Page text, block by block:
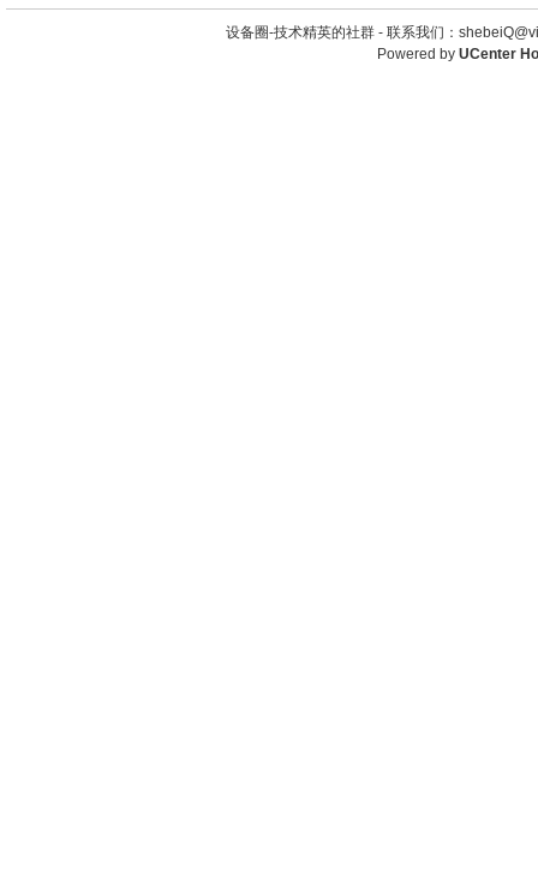
设备圈-技术精英的社群 - 联系我们：
Powered by UCenter